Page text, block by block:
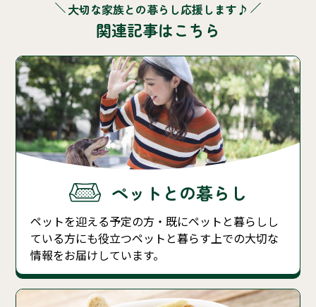
大切な家族との暮らし応援します♪
関連記事はこちら
ペットとの暮らし
ペットを迎える予定の方・既にペットと暮らしし
ている方にも役立つペットと暮らす上での大切な
情報をお届けしています。